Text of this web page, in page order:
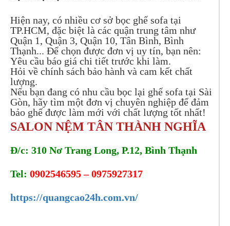
Hiện nay, có nhiều cơ sở bọc ghế sofa tại
TP.HCM, đặc biệt là các quận trung tâm như
Quận 1, Quận 3, Quận 10, Tân Bình, Bình
Thạnh... Để chọn được đơn vị uy tín, bạn nên:
Yêu cầu báo giá chi tiết trước khi làm.
Hỏi về chính sách bảo hành và cam kết chất
lượng.
Nếu bạn đang có nhu cầu bọc lại ghế sofa tại Sài
Gòn, hãy tìm một đơn vị chuyên nghiệp để đảm
bảo ghế được làm mới với chất lượng tốt nhất!
SALON NỆM TÂN THÀNH NGHĨA
Đ/c: 310 Nơ Trang Long, P.12, Bình Thạnh
Tel: 0902546595 – 0975927317
https://quangcao24h.com.vn/